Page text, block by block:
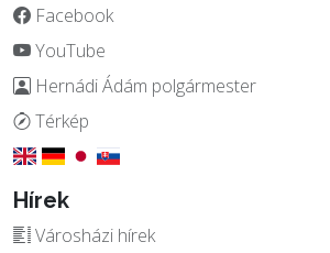
Facebook
YouTube
Hernádi Ádám polgármester
Térkép
Hírek
Városházi hírek